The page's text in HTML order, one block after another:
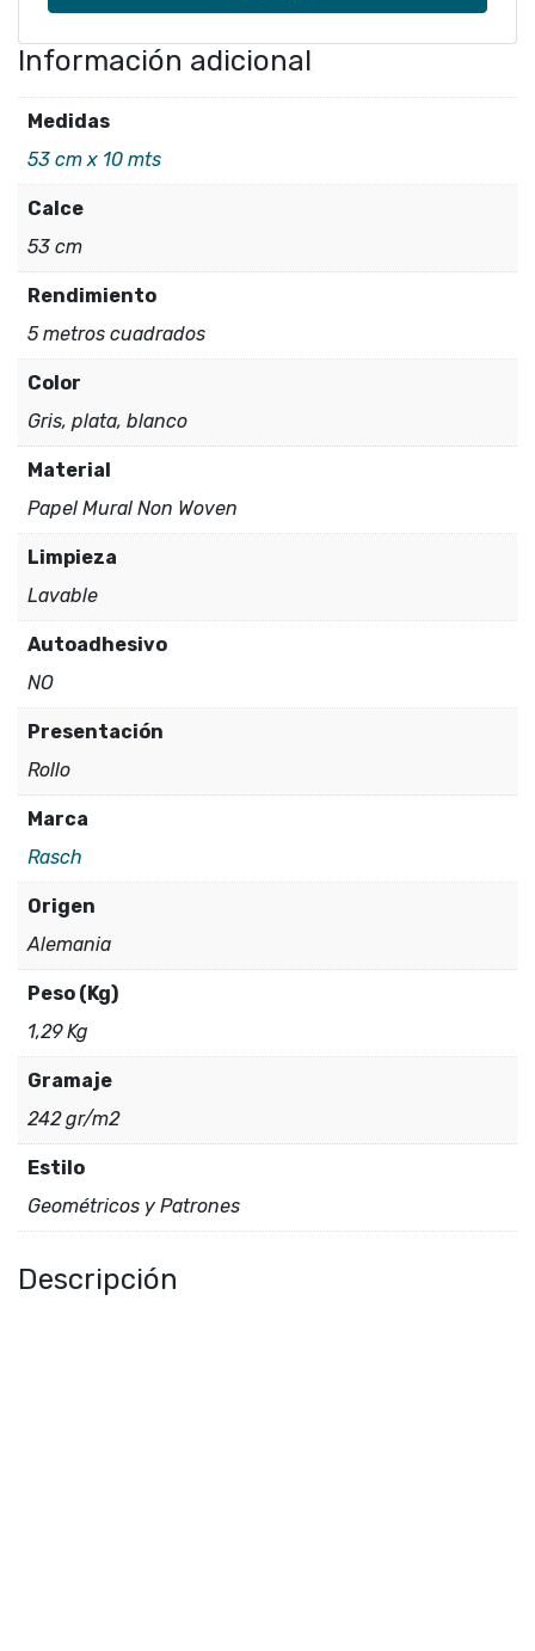
|
cantidad
Información adicional
Medidas
53 cm x 10 mts
Calce
53 cm
Rendimiento
5 metros cuadrados
Color
Gris, plata, blanco
Material
Papel Mural Non Woven
Limpieza
Lavable
Autoadhesivo
NO
Presentación
Rollo
Marca
Rasch
Origen
Alemania
Peso (Kg)
1,29 Kg
Gramaje
242 gr/m2
Estilo
Geométricos y Patrones
Descripción